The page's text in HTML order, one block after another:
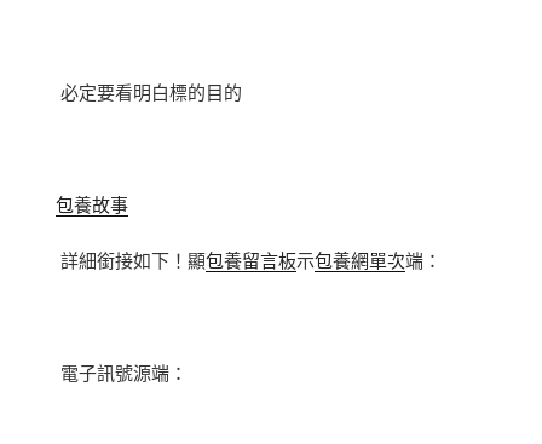
必定要看明白標的目的
包養故事
詳細銜接如下！顯包養留言板示包養網單次端：
電子訊號源端：